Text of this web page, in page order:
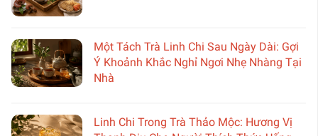
Một Tách Trà Linh Chi Sau Ngày Dài: Gợi
Ý Khoảnh Khắc Nghỉ Ngơi Nhẹ Nhàng Tại
Nhà
Linh Chi Trong Trà Thảo Mộc: Hương Vị